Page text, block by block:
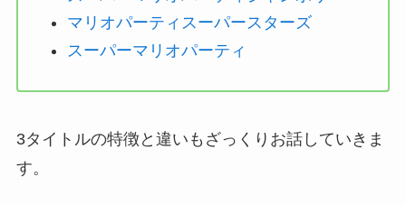
マリオパーティスーパースターズ
スーパーマリオパーティ
3タイトルの特徴と違いもざっくりお話していきま
す。